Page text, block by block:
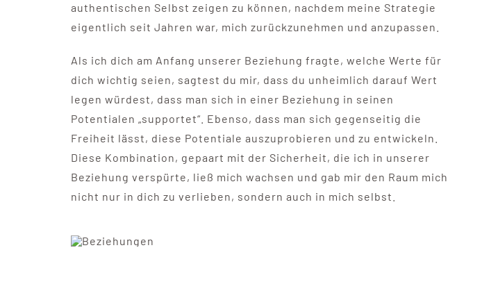
authentischen Selbst zeigen zu können, nachdem meine Strategie
eigentlich seit Jahren war, mich zurückzunehmen und anzupassen.
Als ich dich am Anfang unserer Beziehung fragte, welche Werte für
dich wichtig seien, sagtest du mir, dass du unheimlich darauf Wert
legen würdest, dass man sich in einer Beziehung in seinen
Potentialen „supportet“. Ebenso, dass man sich gegenseitig die
Freiheit lässt, diese Potentiale auszuprobieren und zu entwickeln.
Diese Kombination, gepaart mit der Sicherheit, die ich in unserer
Beziehung verspürte, ließ mich wachsen und gab mir den Raum mich
nicht nur in dich zu verlieben, sondern auch in mich selbst.